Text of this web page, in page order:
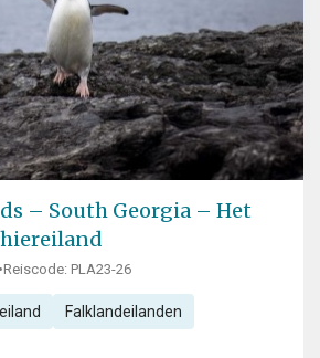
– South Georgia – Het
•Reiscode: PLA23-26
Falklandeilanden